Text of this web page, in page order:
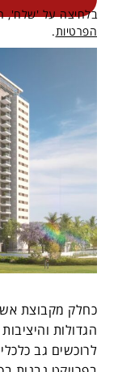
בלחיצה על 'שלח',
הפרטיות.
כחלק מקבוצת
הגדולות
לרוכשים גב